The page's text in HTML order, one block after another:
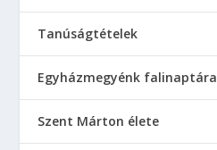
Tanúságtételek
Egyházmegyénk falinaptára
Szent Márton élete